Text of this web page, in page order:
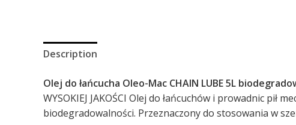
Description
Olej do łańcucha Oleo-Mac CHAIN LUBE 5L
WYSOKIEJ JAKOŚCI Olej do łańcuchów i prowadnic
biodegradowalności. Przeznaczony do stosowania w